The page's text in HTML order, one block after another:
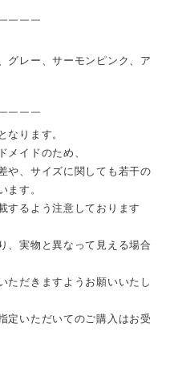
￣￣￣
グレー、サーモンピンク、ア
￣￣￣
なります。
メイドのため、
や、サイズに関しても若干の
ます。
するよう注意しております
、実物と異なって見える場合
ただきますようお願いいたし
定いただいてのご購入はお受